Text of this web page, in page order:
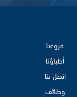
فروعنا
أطباؤنا
اتصل بنا
وظائف